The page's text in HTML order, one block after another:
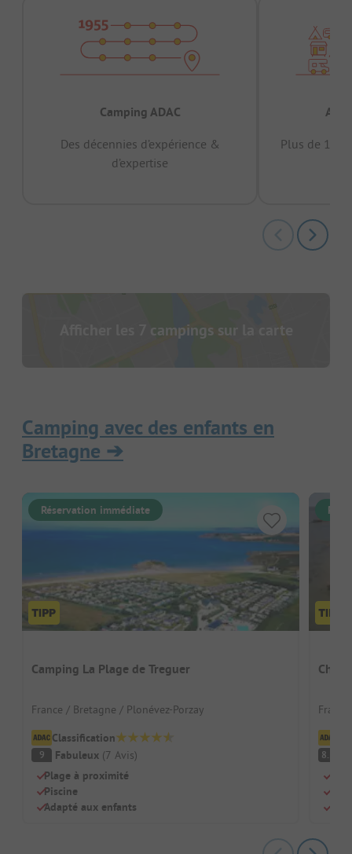
Camping ADAC
Des décennies d’expérience &
d’expertise
Plus de 15
Afficher les 7 campings sur la carte
Camping avec des enfants en
Bretagne ➔
Réservation immédiate
Camping La Plage de Treguer
France / Bretagne / Plonévez-Porzay
Classification
9 Fabuleux (7 Avis)
Plage à proximité
Piscine
Adapté aux enfants
8.5